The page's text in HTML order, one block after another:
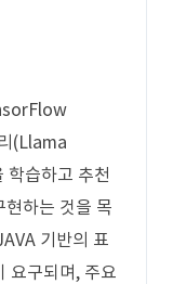
(Llama
학습하고 추천
현하는 것을 목
기반의 표
요구되며, 주요